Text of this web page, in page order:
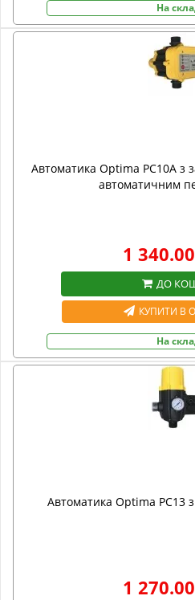
На
Автоматика Optima PC10A з
автоматичним
1
ДО
КУПИТИ В
На
Автоматика Optima PC13
1